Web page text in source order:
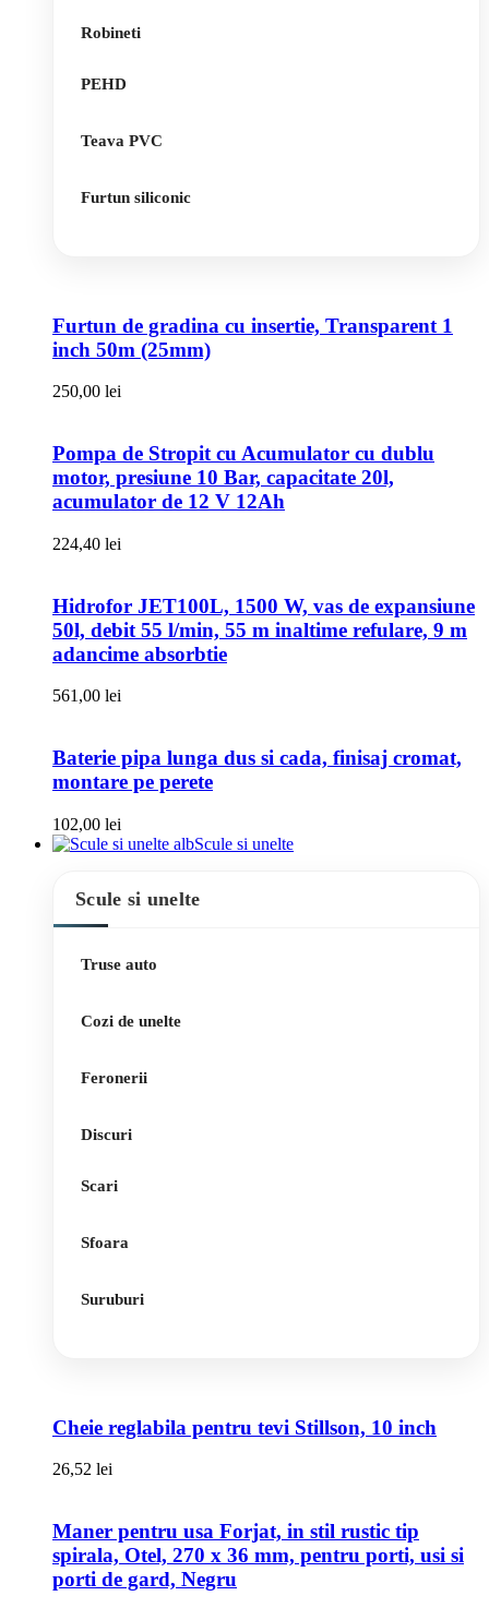
Robineti
PEHD
Teava PVC
Furtun siliconic
Furtun de gradina cu insertie, Transparent 1
inch 50m (25mm)
250,00 lei
Pompa de Stropit cu Acumulator cu dublu
motor, presiune 10 Bar, capacitate 20l,
acumulator de 12 V 12Ah
224,40 lei
Hidrofor JET100L, 1500 W, vas de expansiune
50l, debit 55 l/min, 55 m inaltime refulare, 9 m
adancime absorbtie
561,00 lei
Baterie pipa lunga dus si cada, finisaj cromat,
montare pe perete
102,00 lei
Scule si unelte
Scule si unelte
Truse auto
Cozi de unelte
Feronerii
Discuri
Scari
Sfoara
Suruburi
Cheie reglabila pentru tevi Stillson, 10 inch
26,52 lei
Maner pentru usa Forjat, in stil rustic tip
spirala, Otel, 270 x 36 mm, pentru porti, usi si
porti de gard, Negru